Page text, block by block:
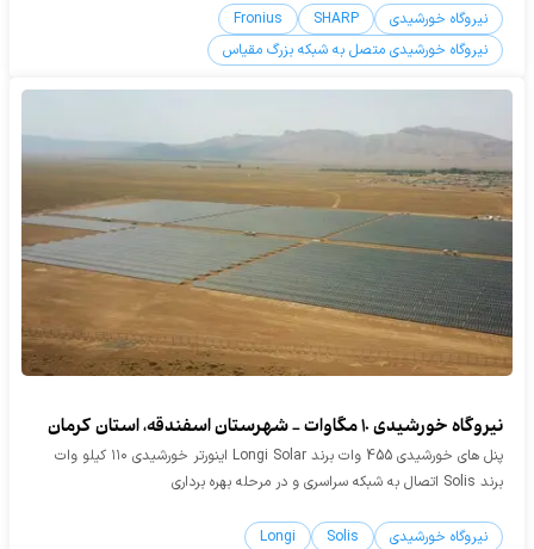
نیروگاه خورشیدی SHARP
Fronius
نیروگاه خورشیدی متصل به شبکه بزرگ مقیاس
نیروگاه خورشیدی ۱0 مگاوات - شهرستان اسفندقه، استان کرمان
پنل های خورشیدی 455 وات برند Longi Solar اینورتر خورشیدی ۱۱۰ کیلو وات
برند Solis اتصال به شبکه سراسری و در مرحله بهره برداری
نیروگاه خورشیدی Solis
Longi